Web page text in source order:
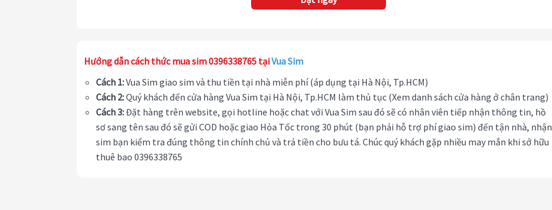
Hướng dẫn cách thức mua sim 0396338765 tạiVua Sim
Cách 1:Vua Sim giao sim và thu tiền tại nhà miễn phí (áp dụng tại Hà Nội, Tp.HCM)
Cách 2:Quý khách đến cửa hàng Vua Sim tại Hà Nội, Tp.HCM làm thủ tục (Xem danh sách cửa hàng ở chân trang)
Cách 3:Đặt hàng trên website, gọi hotline hoặc chat với Vua Sim sau đó sẽ có nhân viên tiếp nhận thông tin, hồ
sơ sang tên sau đó sẽ gửi COD hoặc giao Hỏa Tốc trong 30 phút (bạn phải hỗ trợ phí giao sim) đến tận nhà, nhận
sim bạn kiểm tra đúng thông tin chính chủ và trả tiền cho bưu tá. Chúc quý khách gặp nhiều may mắn khi sở hữu
thuê bao 0396338765